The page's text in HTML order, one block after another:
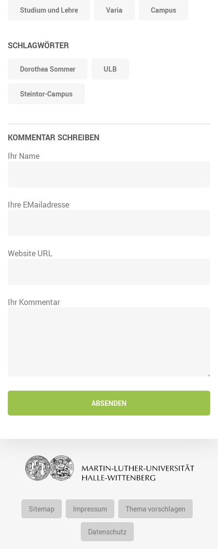
Studium und Lehre Varia Campus
SCHLAGWÖRTER
Dorothea Sommer ULB
Steintor-Campus
KOMMENTAR SCHREIBEN
Ihr Name
Ihre EMailadresse
Website URL
Ihr Kommentar
ABSENDEN
Sitemap Impressum Thema vorschlagen
Datenschutz